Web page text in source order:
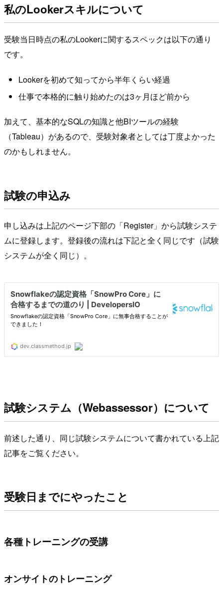
私のLookerスキルについて
受験当日時点の私のLookerに関するスペックは以下の通り
です。
Lookerを初めて知ってから半年くらい経過
仕事で本格的に触り始めたのは3ヶ月ほど前から
加えて、基本的なSQLの知識と他BIツールの経験
（Tableau）があるので、受験対象者としては丁度よかった
のかもしれません。
試験の申込み
申し込みは上記のページ下部の「Register」から試験システ
ムに登録します。登録後の流れは下記と全く同じです（試験
システムが全く同じ）。
試験システム（Webassessor）について
前述した通り、同じ試験システムについて書かれている上記
記事をご覧ください。
受験日までにやったこと
各種トレーニングの受講
オンサイトのトレーニング